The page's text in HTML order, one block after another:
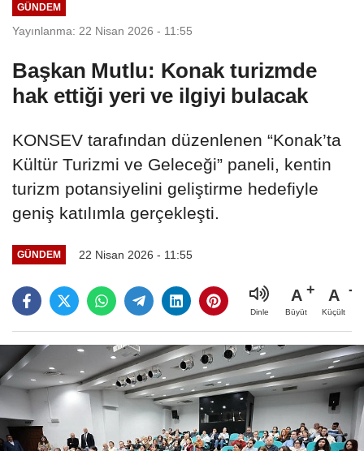
GÜNDEM
Yayınlanma: 22 Nisan 2026 - 11:55
Başkan Mutlu: Konak turizmde
hak ettiği yeri ve ilgiyi bulacak
KONSEV tarafından düzenlenen “Konak’ta
Kültür Turizmi ve Geleceği” paneli, kentin
turizm potansiyelini geliştirme hedefiyle
geniş katılımla gerçekleşti.
GÜNDEM 22 Nisan 2026 - 11:55
Dinle
A
Büyüt
A
Küçült